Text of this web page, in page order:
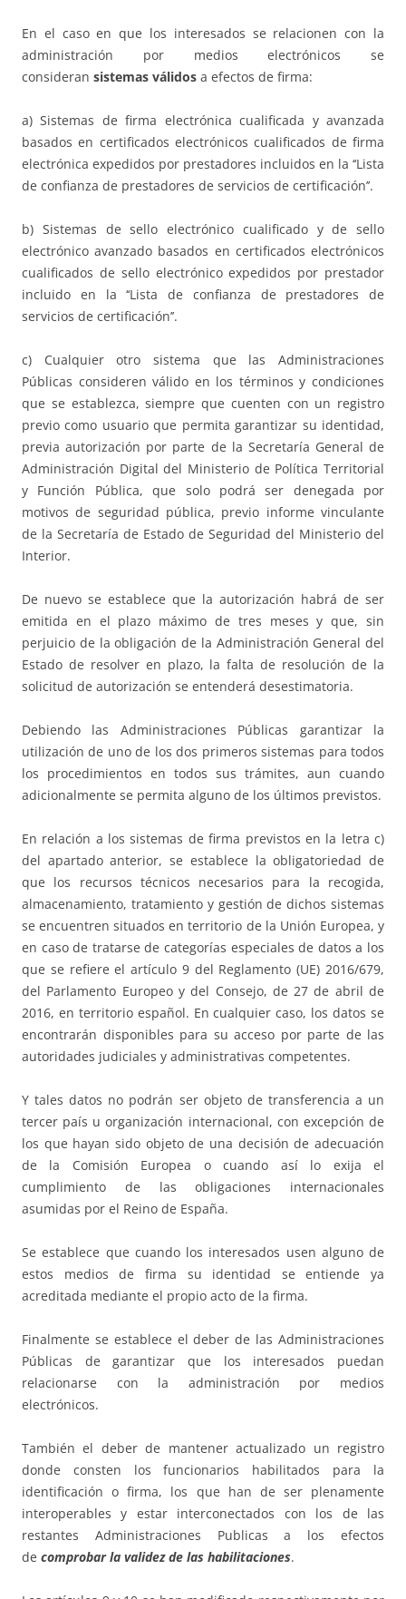
En el caso en que los interesados se relacionen con la
administración por medios electrónicos se
consideran sistemas válidos a efectos de firma:
a) Sistemas de firma electrónica cualificada y avanzada
basados en certificados electrónicos cualificados de firma
electrónica expedidos por prestadores incluidos en la ‘‘Lista
de confianza de prestadores de servicios de certificación’’.
b) Sistemas de sello electrónico cualificado y de sello
electrónico avanzado basados en certificados electrónicos
cualificados de sello electrónico expedidos por prestador
incluido en la ‘‘Lista de confianza de prestadores de
servicios de certificación’’.
c) Cualquier otro sistema que las Administraciones
Públicas consideren válido en los términos y condiciones
que se establezca, siempre que cuenten con un registro
previo como usuario que permita garantizar su identidad,
previa autorización por parte de la Secretaría General de
Administración Digital del Ministerio de Política Territorial
y Función Pública, que solo podrá ser denegada por
motivos de seguridad pública, previo informe vinculante
de la Secretaría de Estado de Seguridad del Ministerio del
Interior.
De nuevo se establece que la autorización habrá de ser
emitida en el plazo máximo de tres meses y que, sin
perjuicio de la obligación de la Administración General del
Estado de resolver en plazo, la falta de resolución de la
solicitud de autorización se entenderá desestimatoria.
Debiendo las Administraciones Públicas garantizar la
utilización de uno de los dos primeros sistemas para todos
los procedimientos en todos sus trámites, aun cuando
adicionalmente se permita alguno de los últimos previstos.
En relación a los sistemas de firma previstos en la letra c)
del apartado anterior, se establece la obligatoriedad de
que los recursos técnicos necesarios para la recogida,
almacenamiento, tratamiento y gestión de dichos sistemas
se encuentren situados en territorio de la Unión Europea, y
en caso de tratarse de categorías especiales de datos a los
que se refiere el artículo 9 del Reglamento (UE) 2016/679,
del Parlamento Europeo y del Consejo, de 27 de abril de
2016, en territorio español. En cualquier caso, los datos se
encontrarán disponibles para su acceso por parte de las
autoridades judiciales y administrativas competentes.
Y tales datos no podrán ser objeto de transferencia a un
tercer país u organización internacional, con excepción de
los que hayan sido objeto de una decisión de adecuación
de la Comisión Europea o cuando así lo exija el
cumplimiento de las obligaciones internacionales
asumidas por el Reino de España.
Se establece que cuando los interesados usen alguno de
estos medios de firma su identidad se entiende ya
acreditada mediante el propio acto de la firma.
Finalmente se establece el deber de las Administraciones
Públicas de garantizar que los interesados puedan
relacionarse con la administración por medios
electrónicos.
También el deber de mantener actualizado un registro
donde consten los funcionarios habilitados para la
identificación o firma, los que han de ser plenamente
interoperables y estar interconectados con los de las
restantes Administraciones Publicas a los efectos
de comprobar la validez de las habilitaciones.